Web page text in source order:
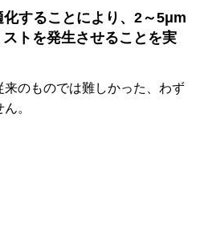
することにより、2～5μm
トを発生させることを実
来のものでは難しかった、わず
。